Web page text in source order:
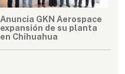
Anuncia GKN Aerospace
expansión de su planta
en Chihuahua